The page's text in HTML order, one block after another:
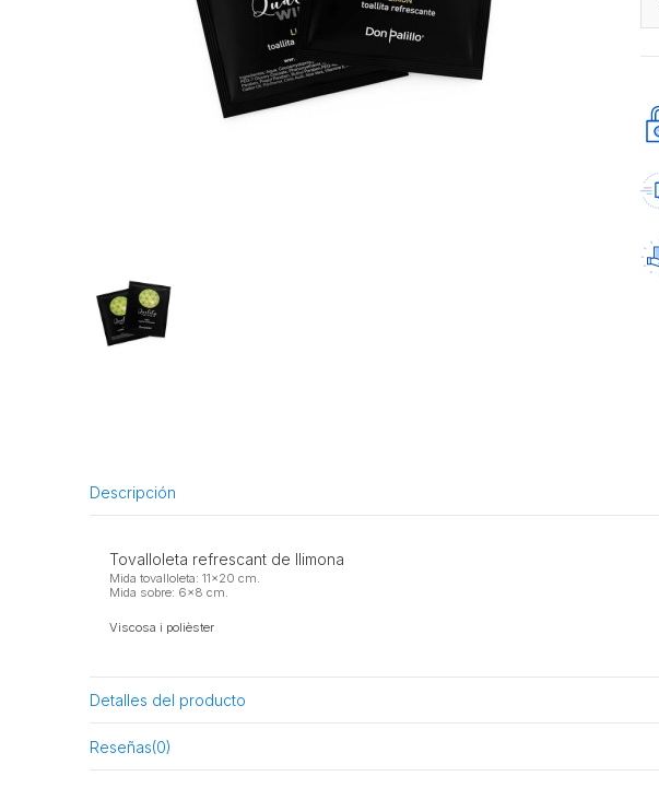
Descripción
Tovalloleta refrescant de llimona
Mida tovalloleta: 11x20 cm.
Mida sobre: 6x8 cm.
Viscosa i polièster
Detalles del producto
Reseñas(0)